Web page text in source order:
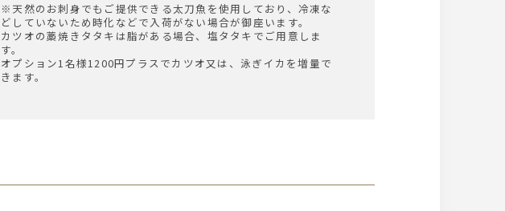
※天然のお刺身でもご提供できる太刀魚を使用しており、冷凍な
どしていないため時化などで入荷がない場合が御座います。
カツオの藁焼きタタキは脂がある場合、塩タタキでご用意しま
す。
オプション1名様1200円プラスでカツオ又は、泳ぎイカを増量で
きます。